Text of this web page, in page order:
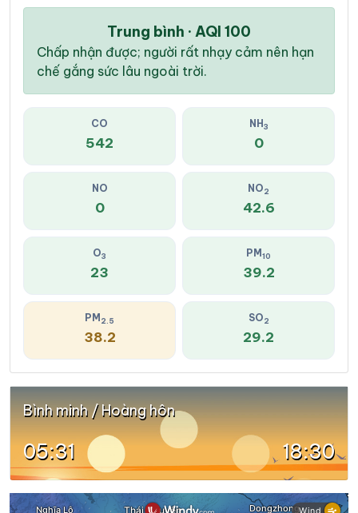
Trung bình · AQI 100
Chấp nhận được; người rất nhạy cảm nên hạn
chế gắng sức lâu ngoài trời.
CO
542
NH 3
0
NO
0
NO2
42.6
O3
23
PM 10
39.2
PM 2.5
38.2
SO2
29.2
Bình minh / Hoàng hôn
05:31 18:30